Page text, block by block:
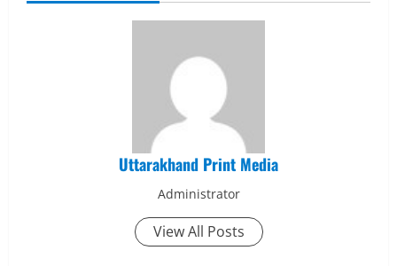
Uttarakhand Print Media
Administrator
View All Posts